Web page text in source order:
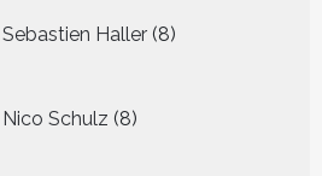
Sebastien Haller 8
producten
Nico Schulz 8
producten